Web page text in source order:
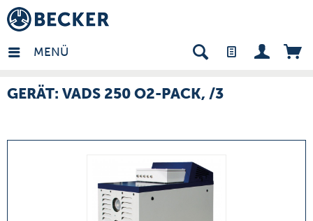
MENÜ
- DE
GERÄT: VADS 250 O2-PACK, /3